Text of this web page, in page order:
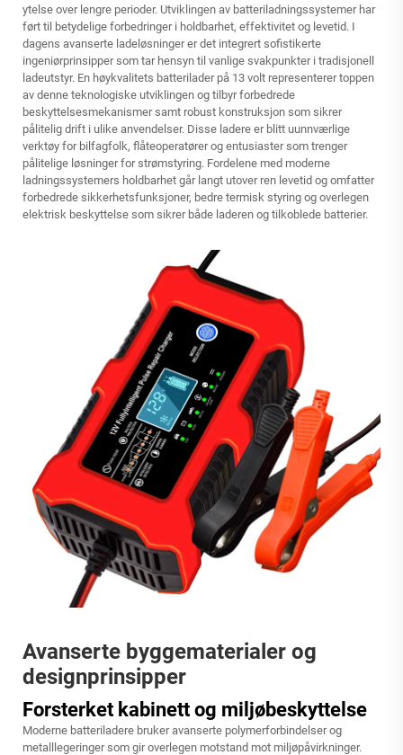
ytelse over lengre perioder. Utviklingen av batteriladningssystemer har
ført til betydelige forbedringer i holdbarhet, effektivitet og levetid. I
dagens avanserte ladeløsninger er det integrert sofistikerte
ingeniørprinsipper som tar hensyn til vanlige svakpunkter i tradisjonell
ladeutstyr. En høykvalitets batterilader på 13 volt representerer toppen
av denne teknologiske utviklingen og tilbyr forbedrede
beskyttelsesmekanismer samt robust konstruksjon som sikrer
pålitelig drift i ulike anvendelser. Disse ladere er blitt uunnværlige
verktøy for bilfagfolk, flåteoperatører og entusiaster som trenger
pålitelige løsninger for strømstyring. Fordelene med moderne
ladningssystemers holdbarhet går langt utover ren levetid og omfatter
forbedrede sikkerhetsfunksjoner, bedre termisk styring og overlegen
elektrisk beskyttelse som sikrer både laderen og tilkoblede batterier.
Avanserte byggematerialer og
designprinsipper
Forsterket kabinett og miljøbeskyttelse
Moderne batteriladere bruker avanserte polymerforbindelser og
metalllegeringer som gir overlegen motstand mot miljøpåvirkninger.